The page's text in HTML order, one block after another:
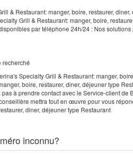
& Restaurant: manger, boire, restaurer,
Grill & Restaurant: manger, boire,
par téléphone 24h/24 : Nos
recherché
Specialty Grill & Restaurant: manger,
boire, restaurer, diner, déjeuner type
à prendre contact avec le Service-client de
mettra tout en œuvre pour vous
diner, déjeuner type Restaurant
inconnu?